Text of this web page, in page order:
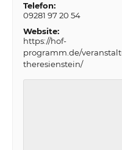
Telefon:
09281 97 20 54
Website:
https://hof-
programm.de/
theresienstein/